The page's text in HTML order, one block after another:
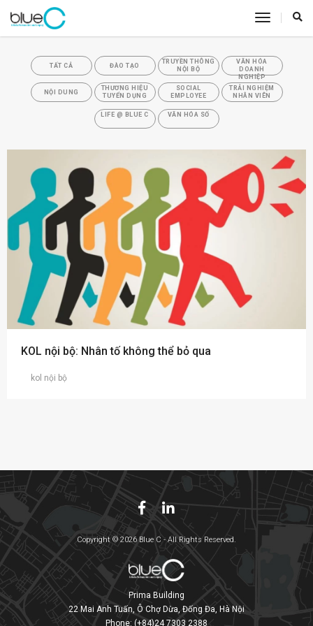
toggle
TẤT CẢ ĐÀO TẠO
TRUYỀN THÔNG
NỘI BỘ
VĂN HÓA
DOANH
NGHIỆP
NỘI DUNG
THƯƠNG HIỆU
TUYỂN DỤNG
SOCIAL
EMPLOYEE
TRẢI NGHIỆM
NHÂN VIÊN
LIFE @ BLUE C VĂN HÓA SỐ
KOL nội bộ: Nhân tố không thể bỏ qua
kol nội bộ
Copyright © 2026 Blue C - All Rights Reserved.
Prima Building
22 Mai Anh Tuấn, Ô Chợ Dừa, Đống Đa, Hà Nội
Phone: (+84)24 7303 2388